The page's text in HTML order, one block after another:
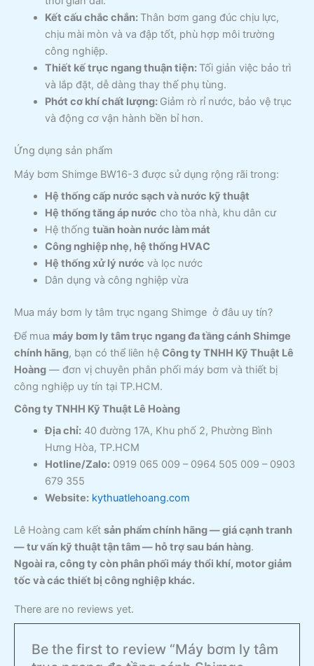
Kết cấu chắc chắn: Thân bơm gang đúc chịu lực,
chịu mài mòn và va đập tốt, phù hợp môi trường
công nghiệp.
Thiết kế trục ngang thuận tiện: Tối giản việc bảo trì
và lắp đặt, dễ dàng thay thế phụ tùng.
Phớt cơ khí chất lượng: Giảm rò rỉ nước, bảo vệ trục
và động cơ vận hành bền bỉ hơn.
Ứng dụng sản phẩm
Máy bơm Shimge BW16-3 được sử dụng rộng rãi trong:
Hệ thống cấp nước sạch và nước kỹ thuật
Hệ thống tăng áp nước cho tòa nhà, khu dân cư
Hệ thống tuần hoàn nước làm mát
Công nghiệp nhẹ, hệ thống HVAC
Hệ thống xử lý nước và lọc nước
Dân dụng và công nghiệp vừa
Mua máy bơm ly tâm trục ngang Shimge ở đâu uy tín?
Để mua máy bơm ly tâm trục ngang đa tầng cánh Shimge
chính hãng, bạn có thể liên hệ Công ty TNHH Kỹ Thuật Lê
Hoàng — đơn vị chuyên phân phối máy bơm và thiết bị
công nghiệp uy tín tại TP.HCM.
Công ty TNHH Kỹ Thuật Lê Hoàng
Địa chỉ:40 đường 17A, Khu phố 2, Phường Bình
Hưng Hòa, TP.HCM
Hotline/Zalo:0919 065 009 – 0964 505 009 – 0903
679 355
Website: kythuatlehoang.com
Lê Hoàng cam kết sản phẩm chính hãng — giá cạnh tranh
— tư vấn kỹ thuật tận tâm — hỗ trợ sau bán hàng.
Ngoài ra, công ty còn phân phối máy thổi khí, motor giảm
tốc và các thiết bị công nghiệp khác.
There are no reviews yet.
Be the first to review “Máy bơm ly tâm